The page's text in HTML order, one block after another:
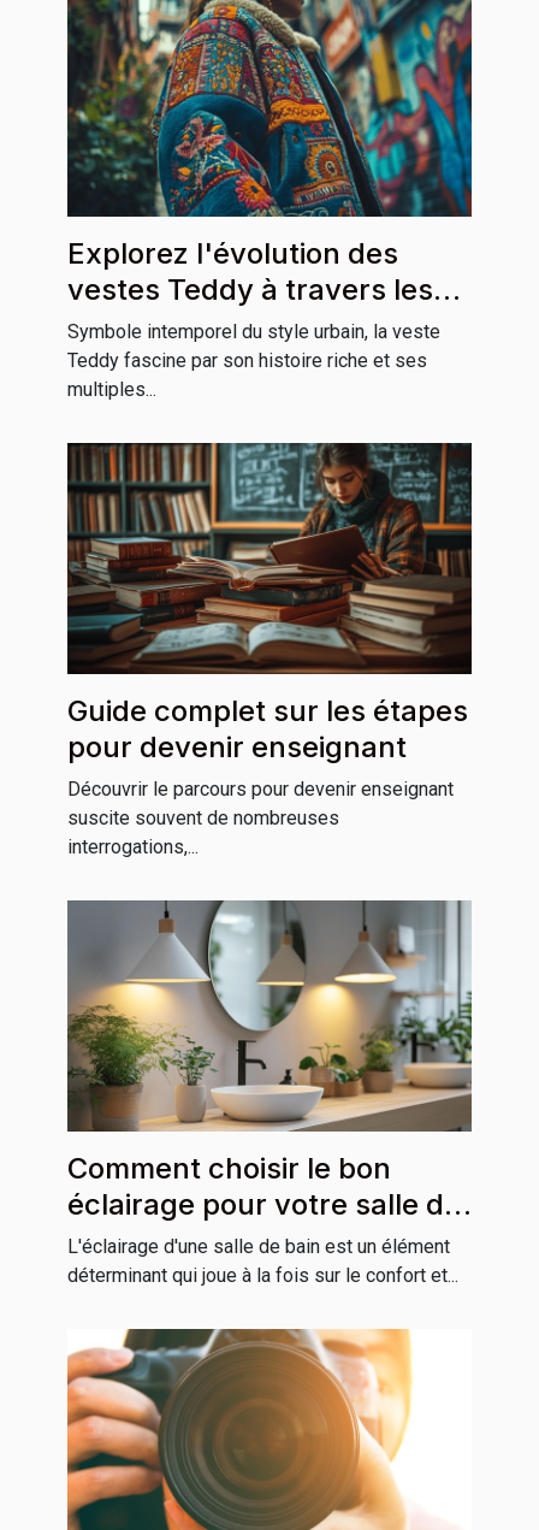
Explorez l'évolution des
vestes Teddy à travers les
cultures
Symbole intemporel du style urbain, la veste
Teddy fascine par son histoire riche et ses
multiples...
Guide complet sur les étapes
pour devenir enseignant
Découvrir le parcours pour devenir enseignant
suscite souvent de nombreuses
interrogations,...
Comment choisir le bon
éclairage pour votre salle de
bain
L'éclairage d'une salle de bain est un élément
déterminant qui joue à la fois sur le confort et...